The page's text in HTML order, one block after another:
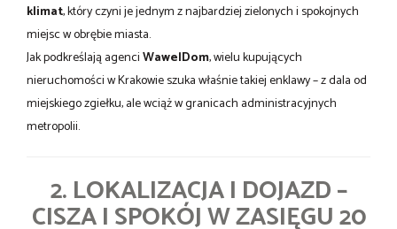
klimat, który czyni je jednym z najbardziej zielonych i spokojnych
miejsc w obrębie miasta.
Jak podkreślają agenciWawelDom, wielu kupujących
nieruchomości w Krakowie szuka właśnie takiej enklawy – z dala od
miejskiego zgiełku, ale wciąż w granicach administracyjnych
metropolii.
2. LOKALIZACJA I DOJAZD –
CISZA I SPOKÓJ W ZASIĘGU 20